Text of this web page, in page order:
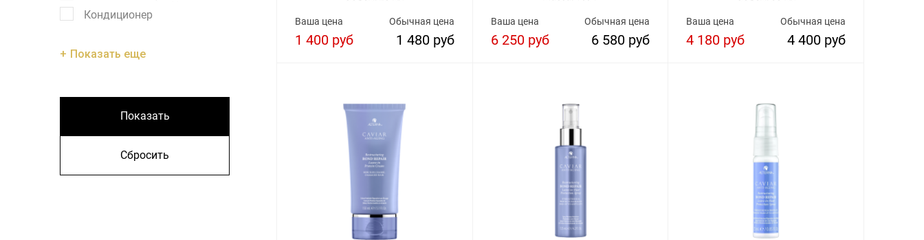
Кондиционер
Показать еще
Показать
Сбросить
Обычная цена
1 480 руб
Ваша цена
1 400 руб
Обычная цена
6 580 руб
Ваша цена
6 250 руб
Обычная цена
4 400 руб
Ваша цена
4 180 руб